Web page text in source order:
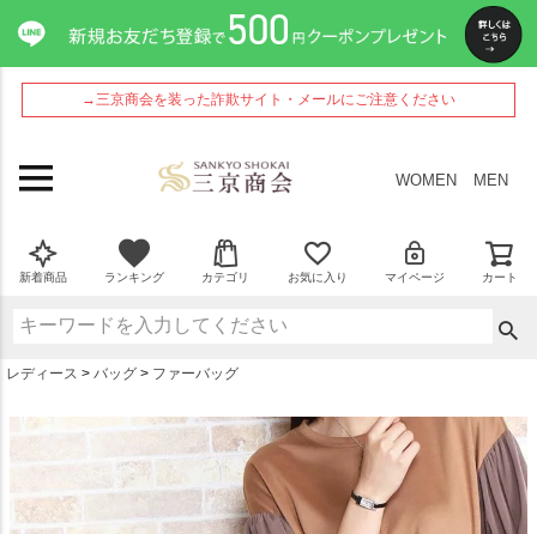
→三京商会を装った詐欺サイト・メールにご注意ください
WOMEN MEN
新着商品 ランキング カテゴリ お気に入り マイページ カート
レディース バッグ ファーバッグ
ペー
ジト
ップ
へ